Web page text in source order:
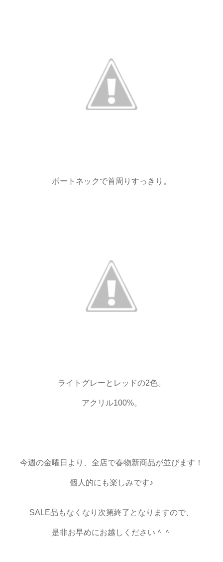
ボートネックで首周りすっきり。
ライトグレーとレッドの2色。
アクリル100%。
今週の金曜日より、全店で春物新商品が並びます！
個人的にも楽しみです♪
SALE品もなくなり次第終了となりますので、
是非お早めにお越しください＾＾